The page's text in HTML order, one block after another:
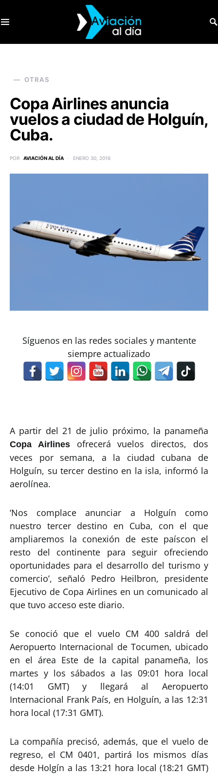
OTRAS
Copa Airlines anuncia
vuelos a ciudad de Holguín,
Cuba.
POR AVIACIÓN AL DÍA ENERO 30, 2016
Síguenos en las redes sociales y mantente
siempre actualizado
A partir del 21 de julio próximo, la panameña
Copa Airlinesofrecerá vuelos directos, dos
veces por semana, a la ciudad cubana de
Holguín, su tercer destino en la isla, informó la
aerolínea.
‘Nos complace anunciar a Holguín como
nuestro tercer destino en Cuba, con el que
ampliaremos la conexión de este paíscon el
resto del continente para seguir ofreciendo
oportunidades para el desarrollo del turismo y
comercio’, señaló Pedro Heilbron, presidente
Ejecutivo de Copa Airlines en un comunicado al
que tuvo acceso este diario.
Se conoció que el vuelo CM 400 saldrá del
Aeropuerto Internacional de Tocumen, ubicado
en el área Este de la capital panameña, los
martes y los sábados a las 09:01 hora local
(14:01 GMT) y llegará al Aeropuerto
Internacional Frank País, en Holguín, a las 12:31
hora local (17:31 GMT).
La compañía precisó, además, que el vuelo de
regreso, el CM 0401, partirá los mismos días
desde Holgín a las 13:21 hora local (18:21 GMT)